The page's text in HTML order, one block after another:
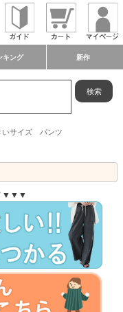
キング 新作
検索
いサイズ パンツ
▼▼▼